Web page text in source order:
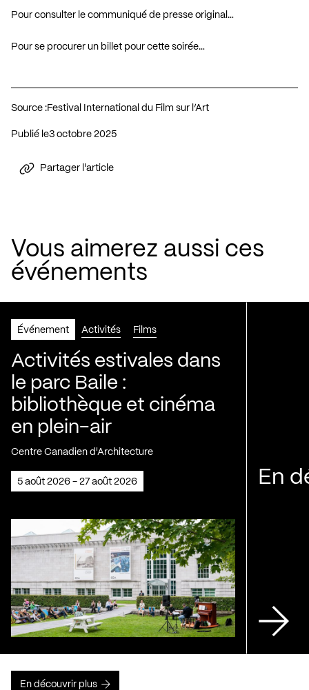
Pour consulter le communiqué de presse original…
Pour se procurer un billet pour cette soirée…
Source :Festival International du Film sur l’Art
Publié le 3 octobre 2025
Partager l'article
Vous aimerez aussi ces
événements
Événement Activités Films
Activités estivales dans
le parc Baile :
bibliothèque et cinéma
en plein-air
Centre Canadien d'Architecture
5 août 2026 - 27 août 2026 En
En découvrir plus